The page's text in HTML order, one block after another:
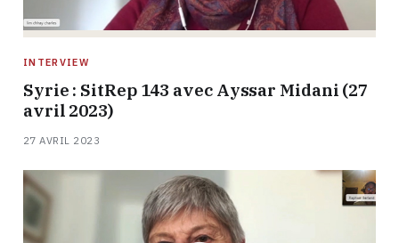
INTERVIEW
Syrie : SitRep 143 avec Ayssar Midani (27
avril 2023)
27 AVRIL 2023